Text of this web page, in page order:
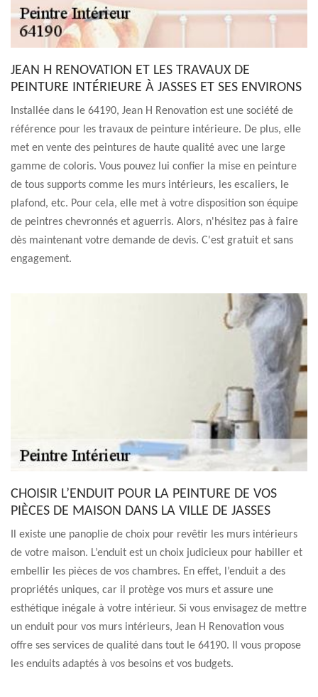
JEAN H RENOVATION ET LES TRAVAUX DE
PEINTURE INTÉRIEURE À JASSES ET SES ENVIRONS
Installée dans le 64190, Jean H Renovation est une société de
référence pour les travaux de peinture intérieure. De plus, elle
met en vente des peintures de haute qualité avec une large
gamme de coloris. Vous pouvez lui confier la mise en peinture
de tous supports comme les murs intérieurs, les escaliers, le
plafond, etc. Pour cela, elle met à votre disposition son équipe
de peintres chevronnés et aguerris. Alors, n'hésitez pas à faire
dès maintenant votre demande de devis. C'est gratuit et sans
engagement.
CHOISIR L’ENDUIT POUR LA PEINTURE DE VOS
PIÈCES DE MAISON DANS LA VILLE DE JASSES
Il existe une panoplie de choix pour revêtir les murs intérieurs
de votre maison. L’enduit est un choix judicieux pour habiller et
embellir les pièces de vos chambres. En effet, l’enduit a des
propriétés uniques, car il protège vos murs et assure une
esthétique inégale à votre intérieur. Si vous envisagez de mettre
un enduit pour vos murs intérieurs, Jean H Renovation vous
offre ses services de qualité dans tout le 64190. Il vous propose
les enduits adaptés à vos besoins et vos budgets.